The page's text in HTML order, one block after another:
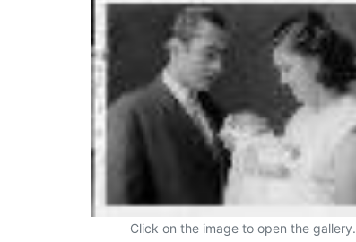
Click on the image to open the gallery.